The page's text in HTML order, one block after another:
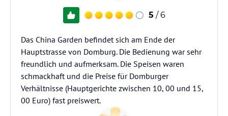
5 / 6
Das China Garden befindet sich am Ende der
Hauptstrasse von Domburg. Die Bedienung war sehr
freundlich und aufmerksam. Die Speisen waren
schmackhaft und die Preise für Domburger
Verhältnisse (Hauptgerichte zwischen 10, 00 und 15,
00 Euro) fast preiswert.